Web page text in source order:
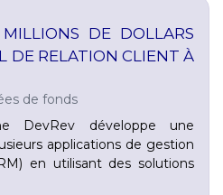
DE DOLLARS
DE RELATION CLIENT À
de fonds
DevRev développe une
applications de gestion
en utilisant des solutions